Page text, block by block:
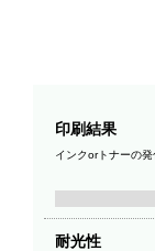
印刷結果
インクorトナーの発
耐光性